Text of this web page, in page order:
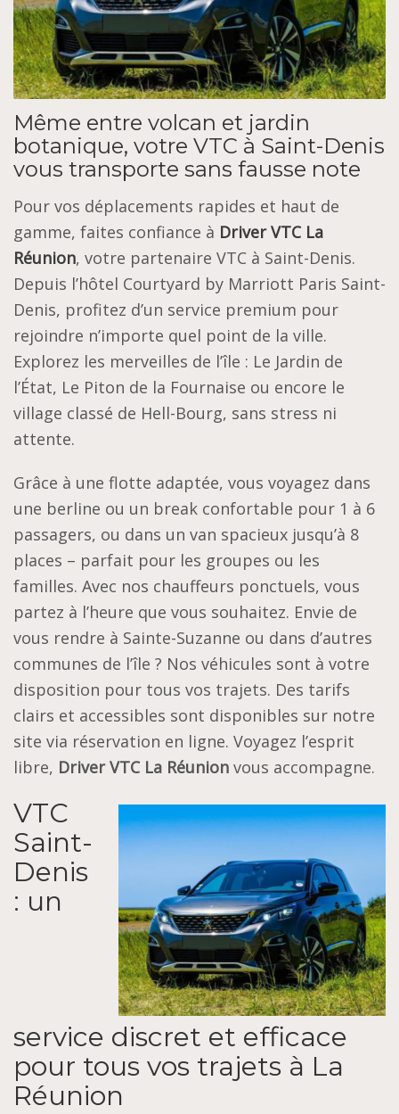
Même entre volcan et jardin
botanique, votre VTC à Saint-Denis
vous transporte sans fausse note
Pour vos déplacements rapides et haut de
gamme, faites confiance à Driver VTC La
Réunion, votre partenaire VTC à Saint-Denis.
Depuis l’hôtel Courtyard by Marriott Paris Saint-
Denis, profitez d’un service premium pour
rejoindre n’importe quel point de la ville.
Explorez les merveilles de l’île : Le Jardin de
l’État, Le Piton de la Fournaise ou encore le
village classé de Hell-Bourg, sans stress ni
attente.
Grâce à une flotte adaptée, vous voyagez dans
une berline ou un break confortable pour 1 à 6
passagers, ou dans un van spacieux jusqu’à 8
places – parfait pour les groupes ou les
familles. Avec nos chauffeurs ponctuels, vous
partez à l’heure que vous souhaitez. Envie de
vous rendre à Sainte-Suzanne ou dans d’autres
communes de l’île ? Nos véhicules sont à votre
disposition pour tous vos trajets. Des tarifs
clairs et accessibles sont disponibles sur notre
site via réservation en ligne. Voyagez l’esprit
libre, Driver VTC La Réunion vous accompagne.
VTC
Saint-
Denis
: un
service discret et efficace
pour tous vos trajets à La
Réunion